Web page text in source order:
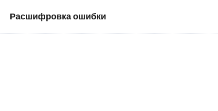
Расшифровка ошибки